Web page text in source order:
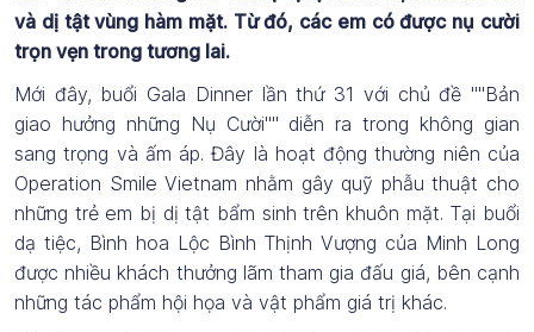
và dị tật vùng hàm mặt. Từ đó, các em có được nụ cười
trọn vẹn trong tương lai.
Mới đây, buổi Gala Dinner lần thứ 31 với chủ đề ""Bản
giao hưởng những Nụ Cười"" diễn ra trong không gian
sang trọng và ấm áp. Đây là hoạt động thường niên của
Operation Smile Vietnam nhằm gây quỹ phẫu thuật cho
những trẻ em bị dị tật bẩm sinh trên khuôn mặt. Tại buổi
dạ tiệc, Bình hoa Lộc Bình Thịnh Vượng của Minh Long
được nhiều khách thưởng lãm tham gia đấu giá, bên cạnh
những tác phẩm hội họa và vật phẩm giá trị khác.